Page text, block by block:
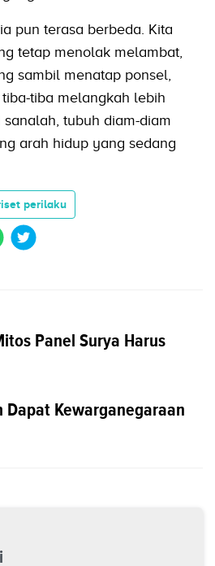
pun terasa berbeda. Kita
tetap menolak melambat,
sambil menatap ponsel,
tiba melangkah lebih
tubuh diam-diam
arah hidup yang sedang
perilaku
Panel Surya Harus
Dapat Kewarganegaraan